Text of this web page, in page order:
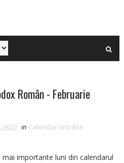
Român - Februarie
2023 in Calendar ortodox
importante luni din calendarul